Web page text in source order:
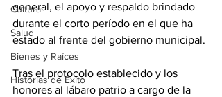
Cultura
Salud
Bienes y Raíces
Historias de Éxito
general, el apoyo y respaldo brindado
durante el corto período en el que ha
estado al frente del gobierno municipal.
Tras el protocolo establecido y los
honores al lábaro patrio a cargo de la